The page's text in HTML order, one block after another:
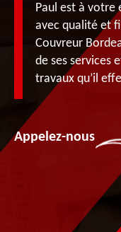
Paul est à votre
avec qualité et
Couvreur
de ses services
travaux qu’il
Appelez-nous